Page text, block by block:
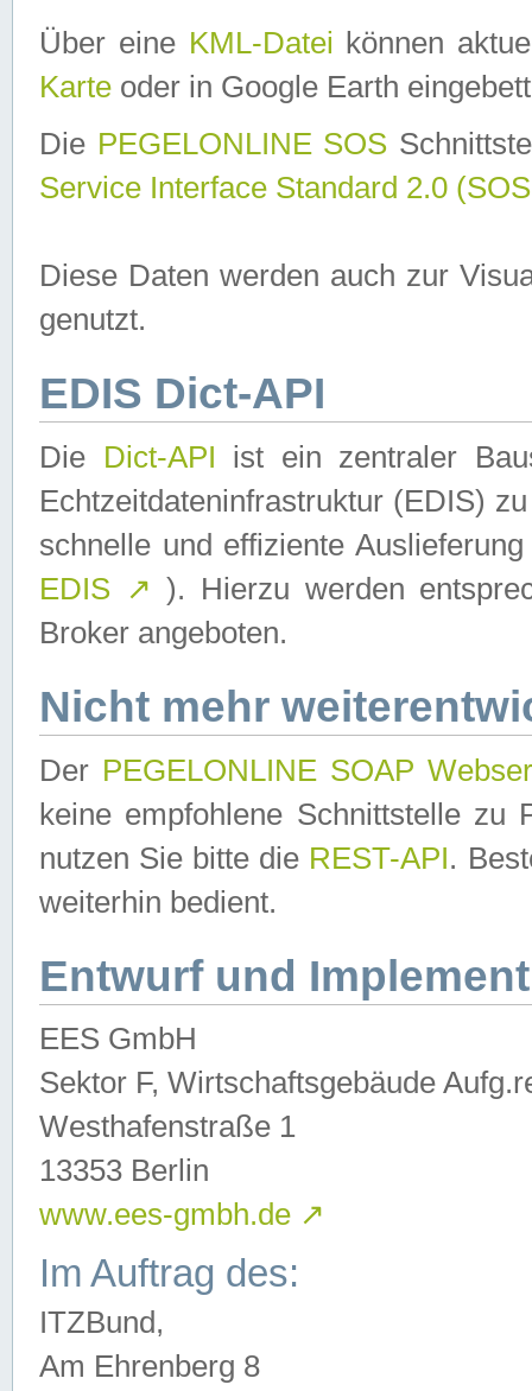
Über eine KML-Datei können
Karte oder in Google Earth
Die PEGELONLINE SOS
Service Interface Standard 2.0
Diese Daten werden auch zur
genutzt.
EDIS Dict-API
Die Dict-API ist ein zentraler
Echtzeitdateninfrastruktur (EDIS)
schnelle und effiziente
EDIS ↗ ). Hierzu werden
Broker angeboten.
Nicht mehr
Der PEGELONLINE SOAP
keine empfohlene Schnittstelle zu
nutzen Sie bitte die REST-API.
weiterhin bedient.
Entwurf und
EES GmbH
Sektor F, Wirtschaftsgebäude
Westhafenstraße 1
13353 Berlin
www.ees-gmbh.de ↗
Im Auftrag des:
ITZBund,
Am Ehrenberg 8